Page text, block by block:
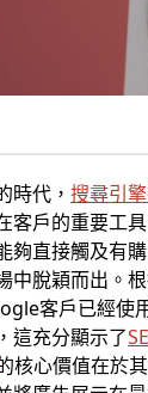
時代， 搜尋引
客戶的重要工具
夠直接觸及有
中脫穎而出。
客戶已經使
這充分顯示了
核心價值在於